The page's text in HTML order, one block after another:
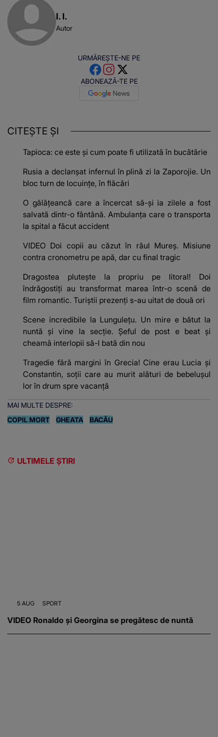
I. I.
Autor
URMĂREȘTE-NE PE
ABONEAZĂ-TE PE
CITEȘTE ȘI
Tapioca: ce este și cum poate fi utilizată în bucătărie
Rusia a declanșat infernul în plină zi la Zaporojie. Un
bloc turn de locuințe, în flăcări
O gălățeancă care a încercat să-și ia zilele a fost
salvată dintr-o fântână. Ambulanța care o transporta
la spital a făcut accident
VIDEO Doi copii au căzut în râul Mureș. Misiune
contra cronometru pe apă, dar cu final tragic
Dragostea plutește la propriu pe litoral! Doi
îndrăgostiți au transformat marea într-o scenă de
film romantic. Turiștii prezenți s-au uitat de două ori
Scene incredibile la Lungulețu. Un mire e bătut la
nuntă și vine la secție. Șeful de post e beat și
cheamă interlopii să-l bată din nou
Tragedie fără margini în Grecia! Cine erau Lucia și
Constantin, soții care au murit alături de bebelușul
lor în drum spre vacanță
MAI MULTE DESPRE:
COPIL MORT
GHEATA BACĂU
ULTIMELE ȘTIRI
5 AUG SPORT
VIDEO Ronaldo și Georgina se pregătesc de nuntă